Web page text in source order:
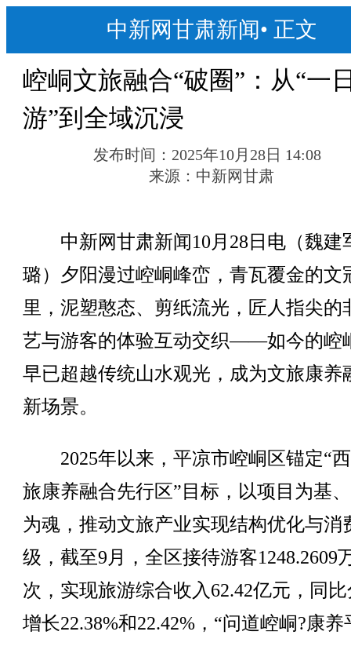
中新网甘肃新闻• 正文
崆峒文旅融合“破圈”：从“一
游”到全域沉浸
发布时间： 2025年10月28日 14:08
来源： 中新网甘肃
中新网甘肃新闻10月28日电（魏建
璐）夕阳漫过崆峒峰峦，青瓦覆金的文
里，泥塑憨态、剪纸流光，匠人指尖的
艺与游客的体验互动交织——如今的崆
早已超越传统山水观光，成为文旅康养
新场景。
2025年以来，平凉市崆峒区锚定“
旅康养融合先行区”目标，以项目为基
为魂，推动文旅产业实现结构优化与消
级，截至9月，全区接待游客1248.2609
次，实现旅游综合收入62.42亿元，同
增长22.38%和22.42%，“问道崆峒?康养